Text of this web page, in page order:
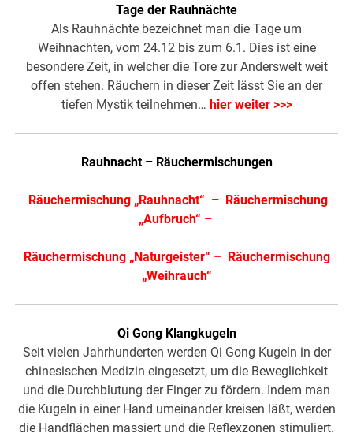
Tage der Rauhnächte
Als Rauhnächte bezeichnet man die Tage um
Weihnachten, vom 24.12 bis zum 6.1. Dies ist eine
besondere Zeit, in welcher die Tore zur Anderswelt weit
offen stehen. Räuchern in dieser Zeit lässt Sie an der
tiefen Mystik teilnehmen… hier weiter >>>
Rauhnacht – Räuchermischungen
Räuchermischung „Rauhnacht“ – Räuchermischung
„Aufbruch“ –
Räuchermischung „Naturgeister“ – Räuchermischung
„Weihrauch“
Qi Gong Klangkugeln
Seit vielen Jahrhunderten werden Qi Gong Kugeln in der
chinesischen Medizin eingesetzt, um die Beweglichkeit
und die Durchblutung der Finger zu fördern. Indem man
die Kugeln in einer Hand umeinander kreisen läßt, werden
die Handflächen massiert und die Reflexzonen stimuliert.